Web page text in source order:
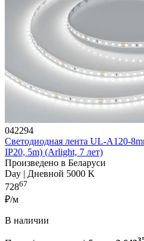
042294
Светодиодная лента UL-A120-
IP20, 5m) (Arlight, 7 лет)
Произведено в Беларуси
Day | Дневной 5000 K
72867
₽/м
В наличии